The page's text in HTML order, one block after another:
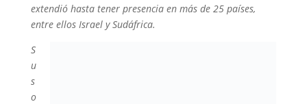
extendió hasta tener presencia en más de 25 países,
entre ellos Israel y Sudáfrica.
S
u
s
o